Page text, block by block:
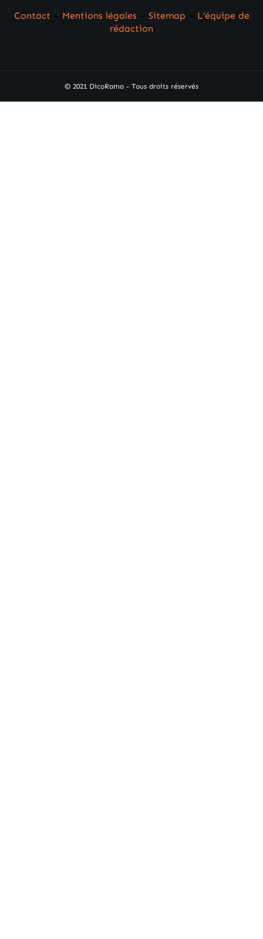
Contact Mentions légales Sitemap
L’équipe de
rédaction
© 2021 DicoRama - Tous droits réservés